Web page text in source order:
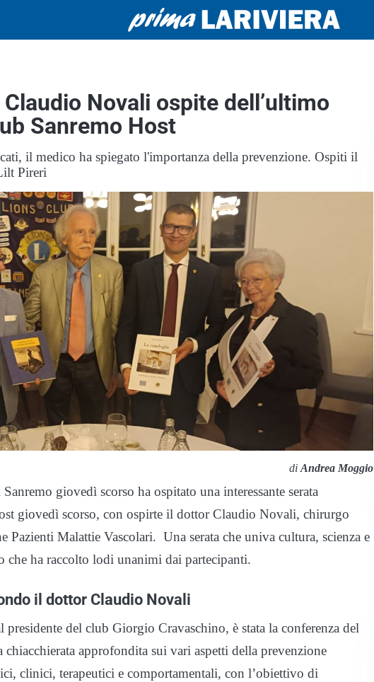
Novali ospite dell’ultimo
Sanremo Host
il medico ha spiegato l'importanza della prevenzione. Ospiti il
Pireri
diAndrea Moggio
giovedì scorso ha ospitato una interessante serata
giovedì scorso, con ospirte il dottor Claudio Novali, chirurgo
Pazienti Malattie Vascolari. Una serata che univa cultura, scienza e
ha raccolto lodi unanimi dai partecipanti.
il dottor Claudio Novali
presidente del club Giorgio Cravaschino, è stata la conferenza del
approfondita sui vari aspetti della prevenzione
clinici, terapeutici e comportamentali, con l’obiettivo di